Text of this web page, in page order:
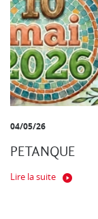
04/05/26
PETANQUE
Lire la suite